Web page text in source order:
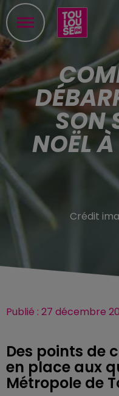
SON
NOËL
Crédit
Publié : 27 décembre
Des points de
en place aux
Métropole de